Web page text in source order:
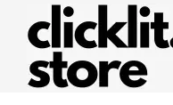
Перейти к основному